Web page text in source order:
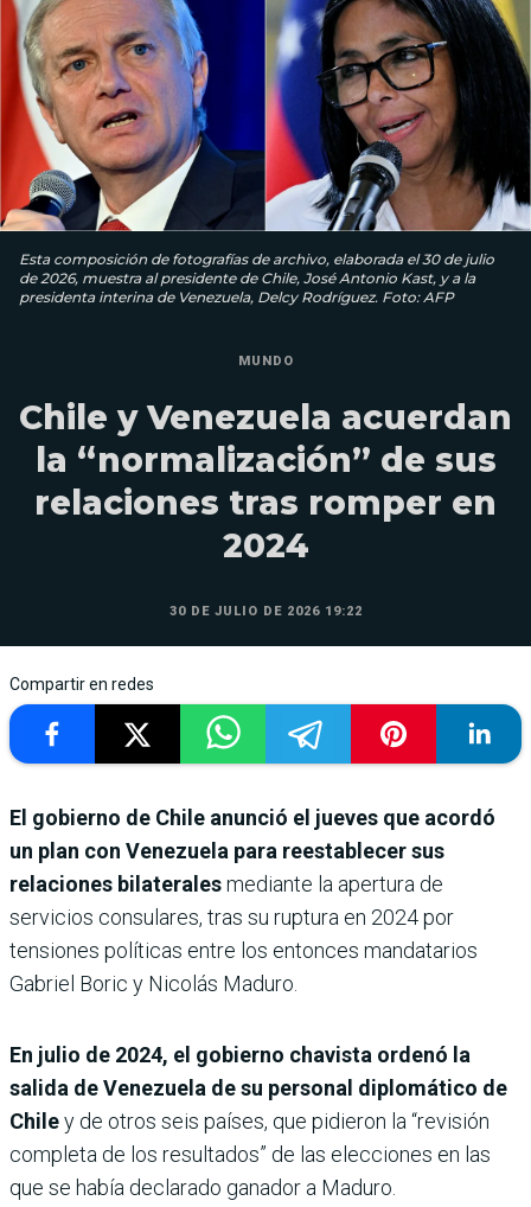
Esta composición de fotografías de archivo, elaborada el 30 de julio
de 2026, muestra al presidente de Chile, José Antonio Kast, y a la
presidenta interina de Venezuela, Delcy Rodríguez. Foto: AFP
MUNDO
Chile y Venezuela acuerdan
la “normalización” de sus
relaciones tras romper en
2024
30 DE JULIO DE 2026 19:22
Compartir en redes
El gobierno de Chile anunció el jueves que acordó
un plan con Venezuela para reestablecer sus
relaciones bilateralesmediante la apertura de
servicios consulares, tras su ruptura en 2024 por
tensiones políticas entre los entonces mandatarios
Gabriel Boric y Nicolás Maduro.
En julio de 2024, el gobierno chavista ordenó la
salida de Venezuela de su personal diplomático de
Chiley de otros seis países, que pidieron la “revisión
completa de los resultados” de las elecciones en las
que se había declarado ganador a Maduro.